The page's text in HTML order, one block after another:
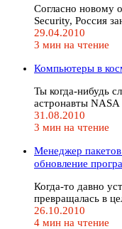
Согласно новому
Security, Россия
29.04.2010
3 мин на чтение
Компьютеры в
Ты когда-нибудь
астронавты
31.08.2010
3 мин на чтение
Менеджер
обновление
Когда-то давно
превращалась в
26.10.2010
4 мин на чтение